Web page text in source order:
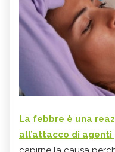
La febbre è una
all’attacco di agenti